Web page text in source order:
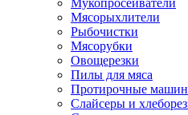
Мукопросеиватели
Мясорыхлители
Рыбочистки
Мясорубки
Овощерезки
Пилы для мяса
Протирочные
Слайсеры и